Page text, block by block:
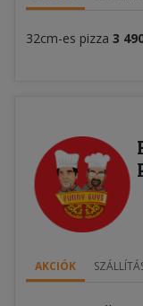
32cm-es pizza 3
AKCIÓK